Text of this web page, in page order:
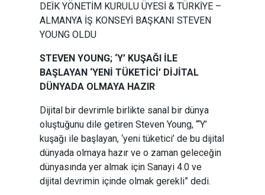
DEİK YÖNETİM KURULU ÜYESİ & TÜRKİYE –
ALMANYA İŞ KONSEYİ BAŞKANI STEVEN
YOUNG OLDU
STEVEN YOUNG; ‘Y’ KUŞAĞI İLE
BAŞLAYAN ‘YENİ TÜKETİCİ’ DİJİTAL
DÜNYADA OLMAYA HAZIR
Dijital bir devrimle birlikte sanal bir dünya
oluştuğunu dile getiren Steven Young, “‘Y’
kuşağı ile başlayan, ‘yeni tüketici’ de bu dijital
dünyada olmaya hazır ve o zaman geleceğin
dünyasında yer almak için Sanayi 4.0 ve
dijital devrimin içinde olmak gerekli” dedi.